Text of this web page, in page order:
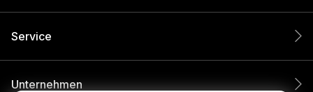
Service
Unternehmen